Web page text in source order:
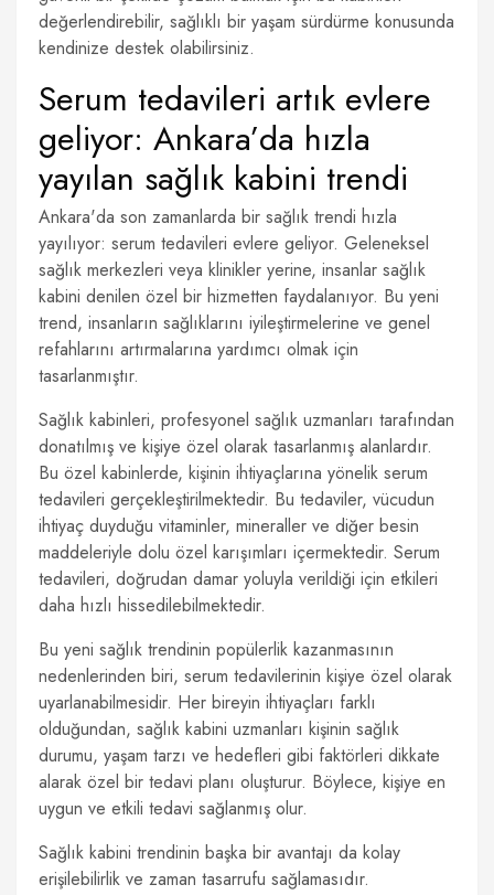
değerlendirebilir, sağlıklı bir yaşam sürdürme konusunda
kendinize destek olabilirsiniz.
Serum tedavileri artık evlere
geliyor: Ankara’da hızla
yayılan sağlık kabini trendi
Ankara'da son zamanlarda bir sağlık trendi hızla
yayılıyor: serum tedavileri evlere geliyor. Geleneksel
sağlık merkezleri veya klinikler yerine, insanlar sağlık
kabini denilen özel bir hizmetten faydalanıyor. Bu yeni
trend, insanların sağlıklarını iyileştirmelerine ve genel
refahlarını artırmalarına yardımcı olmak için
tasarlanmıştır.
Sağlık kabinleri, profesyonel sağlık uzmanları tarafından
donatılmış ve kişiye özel olarak tasarlanmış alanlardır.
Bu özel kabinlerde, kişinin ihtiyaçlarına yönelik serum
tedavileri gerçekleştirilmektedir. Bu tedaviler, vücudun
ihtiyaç duyduğu vitaminler, mineraller ve diğer besin
maddeleriyle dolu özel karışımları içermektedir. Serum
tedavileri, doğrudan damar yoluyla verildiği için etkileri
daha hızlı hissedilebilmektedir.
Bu yeni sağlık trendinin popülerlik kazanmasının
nedenlerinden biri, serum tedavilerinin kişiye özel olarak
uyarlanabilmesidir. Her bireyin ihtiyaçları farklı
olduğundan, sağlık kabini uzmanları kişinin sağlık
durumu, yaşam tarzı ve hedefleri gibi faktörleri dikkate
alarak özel bir tedavi planı oluşturur. Böylece, kişiye en
uygun ve etkili tedavi sağlanmış olur.
Sağlık kabini trendinin başka bir avantajı da kolay
erişilebilirlik ve zaman tasarrufu sağlamasıdır.